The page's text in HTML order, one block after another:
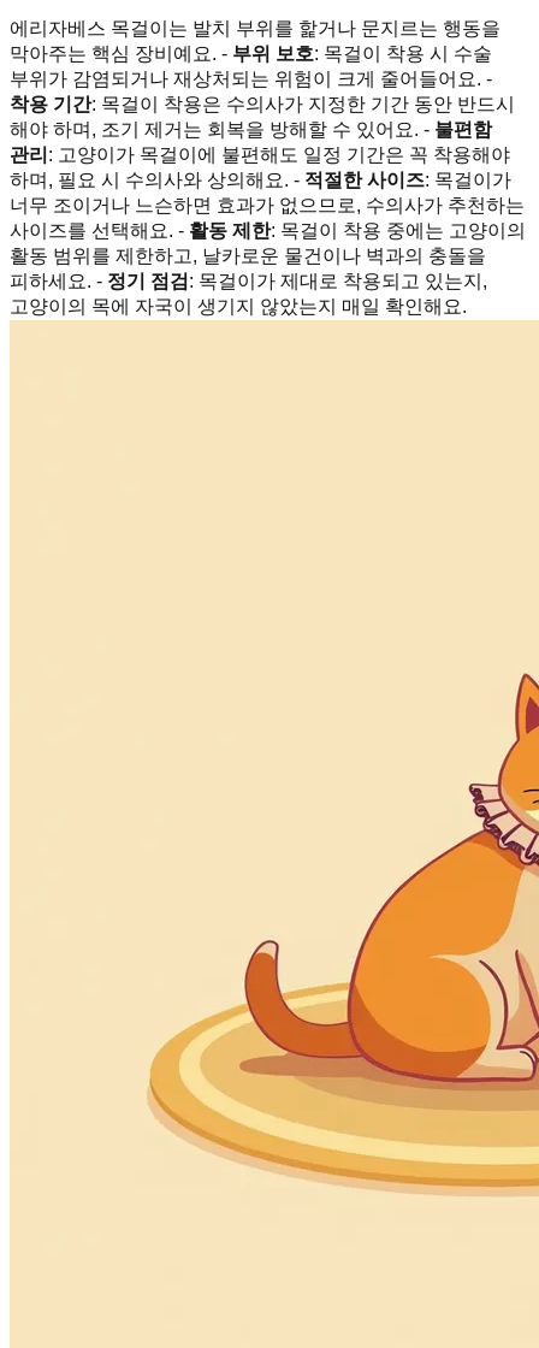
에리자베스 목걸이는 발치 부위를 핥거나 문지르는 행동을
막아주는 핵심 장비예요. - 부위 보호: 목걸이 착용 시 수술
부위가 감염되거나 재상처되는 위험이 크게 줄어들어요. -
착용 기간: 목걸이 착용은 수의사가 지정한 기간 동안 반드시
해야 하며, 조기 제거는 회복을 방해할 수 있어요. - 불편함
관리 : 고양이가 목걸이에 불편해도 일정 기간은 꼭 착용해야
하며, 필요 시 수의사와 상의해요. - 적절한 사이즈: 목걸이가
너무 조이거나 느슨하면 효과가 없으므로, 수의사가 추천하는
사이즈를 선택해요. - 활동 제한: 목걸이 착용 중에는 고양이의
활동 범위를 제한하고, 날카로운 물건이나 벽과의 충돌을
피하세요. - 정기 점검 : 목걸이가 제대로 착용되고 있는지,
고양이의 목에 자국이 생기지 않았는지 매일 확인해요.